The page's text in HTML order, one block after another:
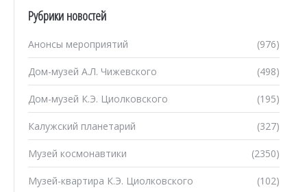
Рубрики новостей
(976)
Анонсы мероприятий
(498)
Дом-музей А.Л. Чижевского
(195)
Дом-музей К.Э. Циолковского
(327)
Калужский планетарий
(2350)
Музей космонавтики
(102)
Музей-квартира К.Э. Циолковского